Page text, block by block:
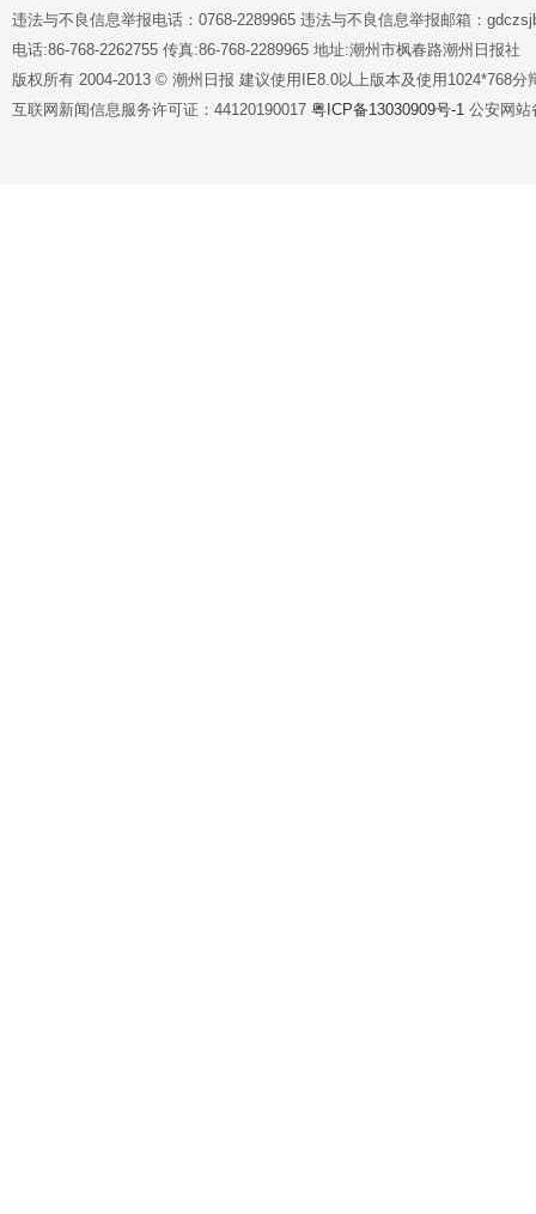
违法与不良信息举报电话：0768-2289965 违法与不良信息举报邮箱：
电话:86-768-2262755 传真:86-768-2289965 地址:潮州市枫春路潮州日报社
版权所有 2004-2013 © 潮州日报 建议使用IE8.0以上版本及使用1024*768分
互联网新闻信息服务许可证：44120190017 粤ICP备13030909号-1 公安网站